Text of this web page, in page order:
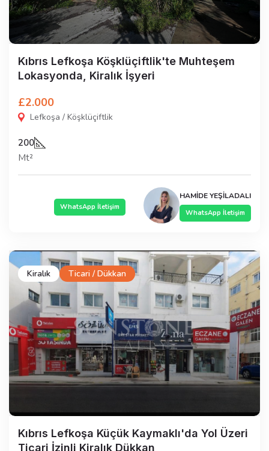
Kıbrıs Lefkoşa Köşklüçiftlik'te Muhteşem
Lokasyonda, Kiralık İşyeri
£2.000
Lefkoşa / Köşklüçiftlik
200
Mt²
WhatsApp İletişim
HAMİDE YEŞİLADALI
WhatsApp İletişim
Kiralık Ticari / Dükkan
Kıbrıs Lefkoşa Küçük Kaymaklı'da Yol Üzeri
Ticari İzinli Kiralık Dükkan